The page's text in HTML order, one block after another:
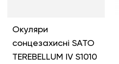
Окуляри
сонцезахисні SATO
TEREBELLUM IV S1010